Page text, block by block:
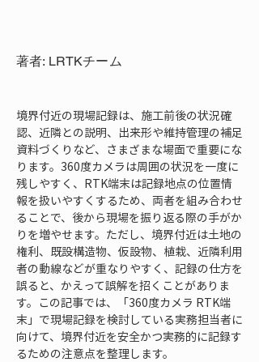
著者: LRTKチーム
境界付近の現場記録は、施工前後の状況確
認、近隣との説明、出来形や維持管理の補足
資料づくりなど、さまざまな場面で重要にな
ります。360度カメラは周囲の状況を一度に
残しやすく、RTK端末は記録地点の位置情
報を扱いやすくするため、両者を組み合わせ
ることで、後から現場を振り返る際の手がか
りを増やせます。ただし、境界付近は土地の
権利、既設構造物、仮設物、植栽、近隣利用
者の動線などが重なりやすく、記録の仕方を
誤ると、かえって誤解を招くことがありま
す。この記事では、「360度カメラ RTK端
末」で現場記録を検討している実務担当者に
向けて、境界付近を安全かつ実務的に記録す
るための注意点を整理します。